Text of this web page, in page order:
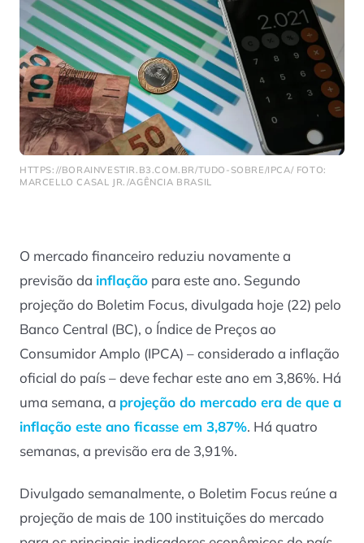
HTTPS://BORAINVESTIR.B3.COM.BR/TUDO-SOBRE/IPCA/ FOTO:
MARCELLO CASAL JR./AGÊNCIA BRASIL
O mercado financeiro reduziu novamente a
previsão da inflação para este ano. Segundo
projeção do Boletim Focus, divulgada hoje (22) pelo
Banco Central (BC), o Índice de Preços ao
Consumidor Amplo (IPCA) – considerado a inflação
oficial do país – deve fechar este ano em 3,86%. Há
uma semana, a projeção do mercado era de que a
inflação este ano ficasse em 3,87%. Há quatro
semanas, a previsão era de 3,91%.
Divulgado semanalmente, o Boletim Focus reúne a
projeção de mais de 100 instituições do mercado